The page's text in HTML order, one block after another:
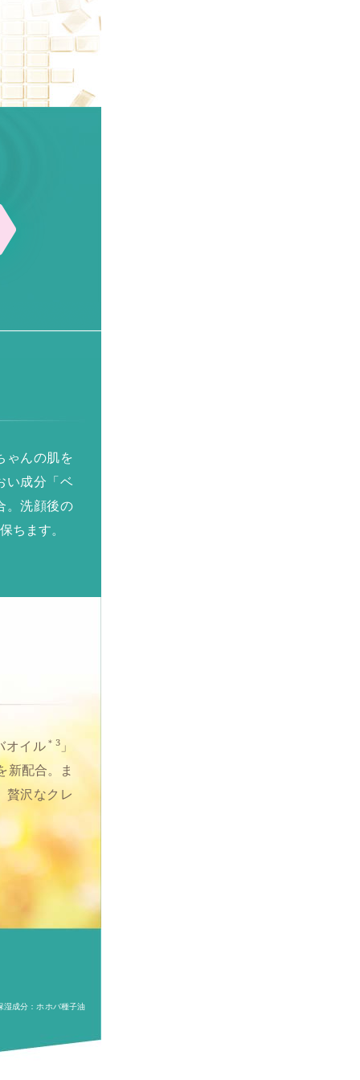
ゃんの肌を
い成分「ベ
。洗顔後の
ちます。
オイル ＊3」
新配合。ま
贅沢なクレ
成分：ホホバ種子油